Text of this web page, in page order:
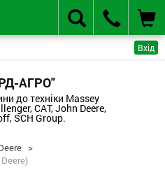
Вхід
АГРО"
до техніки Massey
CAT, John Deere,
SCH Group.
>